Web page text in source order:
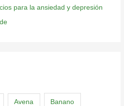
para la ansiedad y depresión
Avena Banano